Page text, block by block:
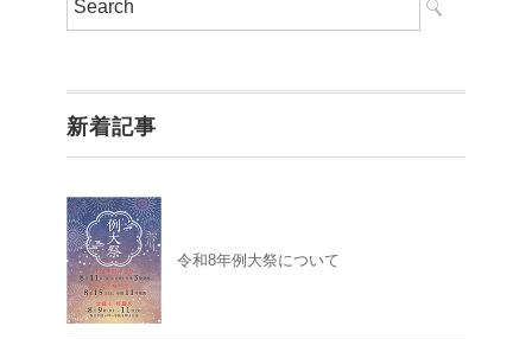
新着記事
令和8年例大祭について